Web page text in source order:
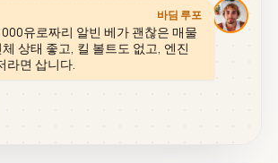
바딤 루포
유로짜리 알빈 베가 괜찮은 매물
상태 좋고, 킬 볼트도 없고, 엔진
라면 삽니다.